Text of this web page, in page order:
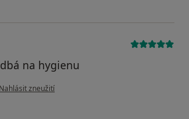
na hygienu
podle názoru uživatele pacient
Nahlásit zneužití